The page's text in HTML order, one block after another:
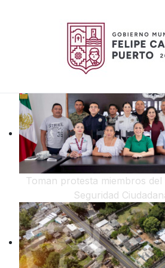
Toman protesta miembros
Seguridad